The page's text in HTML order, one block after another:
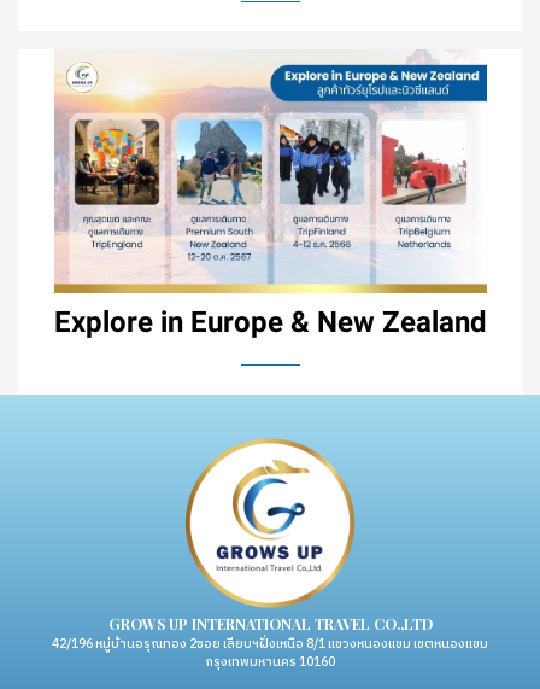
Explore in Europe & New Zealand
GROWS UP INTERNATIONAL TRAVEL CO.,LTD
42/196 หมู่บ้านอรุณทอง 2ซอย เลียบฯฝั่งเหนือ 8/1 แขวงหนองแขม เขตหนองแขม
กรุงเทพมหานคร 10160